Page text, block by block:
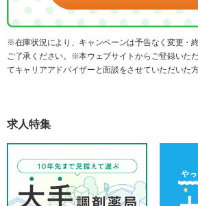
※在庫状況により、キャンペーンは予告なく変更・
ご了承ください。※本ウェブサイトからご登録いた
てキャリアアドバイザーと面談をさせていただいた方
求人特集